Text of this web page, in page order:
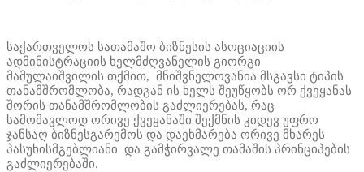
საქართველოს სათამაშო ბიზნესის ასოციაციის
ადმინისტრაციის ხელმძღვანელის გიორგი
მამულაიშვილის თქმით, მნიშვნელოვანია მსგავსი ტიპის
თანამშრომლობა, რადგან ის ხელს შეუწყობს ორ ქვეყანას
შორის თანამშრომლობის გაძლიერებას, რაც
სამომავლოდ ორივე ქვეყანაში შექმნის კიდევ უფრო
ჯანსაღ ბიზნესგარემოს და დაეხმარება ორივე მხარეს
პასუხისმგებლიანი და გამჭირვალე თამაშის პრინციპების
გაძლიერებაში.